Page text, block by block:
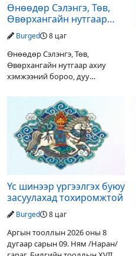
Өнөөдөр Сэлэнгэ, Төв,
Өвөрхангайн нутгаар
аадар орж, үерлэх
аюултайг анхааруулав
Burged 8 цаг
Өнөөдөр Сэлэнгэ, Төв,
Өвөрхангайн нутгаар ахиу
хэмжээний бороо, дуу
голын усны түвшин нэмэгдэх,
нөөлөг салхи, мөндөр, аянга
цахилгаан, үерийн аюулаас
сэрэмжлэхийг
Үс шинээр үргээлгэх буюу
засуулахад тохиромжтой
Burged 8 цаг
Аргын тооллын 2026 оны 8
дугаар сарын 09. Ням /Наран/